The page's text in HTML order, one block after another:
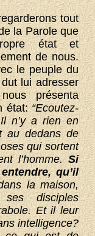
tout
la Parole que
état et
de nous.
le peuple du
lui adresser
présenta
état:“Ecoutez-
n’y a rien en
au dedans de
qui sortent
l’homme.Si
qu’il
la maison,
disciples
Et il leur
intelligence?